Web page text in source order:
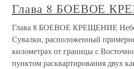
Глава 8 БОЕВОЕ
Глава 8 БОЕВОЕ КРЕЩЕНИЕ
Сувалки, расположенный
километрах от границы с
пунктом расквартирования двух